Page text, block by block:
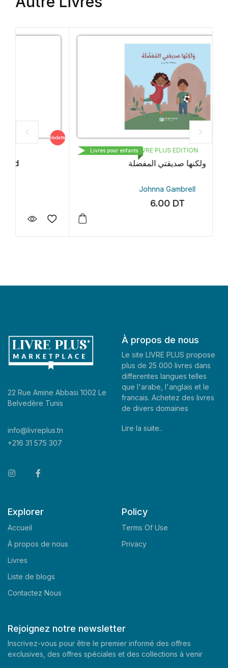
LIVRE PLUS EDITION
ولكنها صديقتي المفضلة
Johnna Gambrell
Livres pour enfants
22 Rue Amine Abbasi 1002 Le
Belvedère Tunis
info@livreplus.tn
+216 31 575 307
À propos de nous
Le site LIVRE PLUS propose
plus de 25 000 livres dans
differentes langues telles
que l'arabe, l'anglais et le
francais. Achetez des livres
de divers domaines
Lire la suite..
Explorer
Accueil
À propos de nous
Livres
Liste de blogs
Contactez Nous
Policy
Terms Of Use
Privacy
Rejoignez notre newsletter
Inscrivez-vous pour être le premier informé des offres
exclusives, des offres spéciales et des collections à venir